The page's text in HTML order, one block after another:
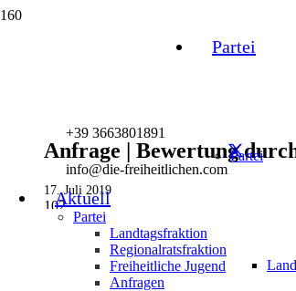
Partei
Partei
+39 3663801891
info@die-freiheitlichen.com
Aktuell
Partei
Landtagsfraktion
Regionalratsfraktion
Freiheitliche Jugend
Anfragen
Anfrage | Bewertung
17. Juli 2019
102